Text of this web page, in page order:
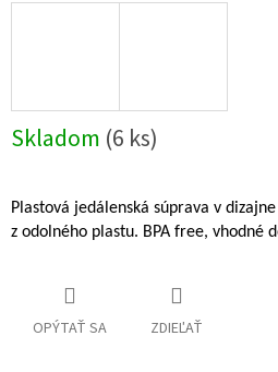
Skladom (6 ks)
Plastová jedálenská súprava v
z odolného plastu. BPA free, vhodné
OPÝTAŤ SA ZDIEĽAŤ